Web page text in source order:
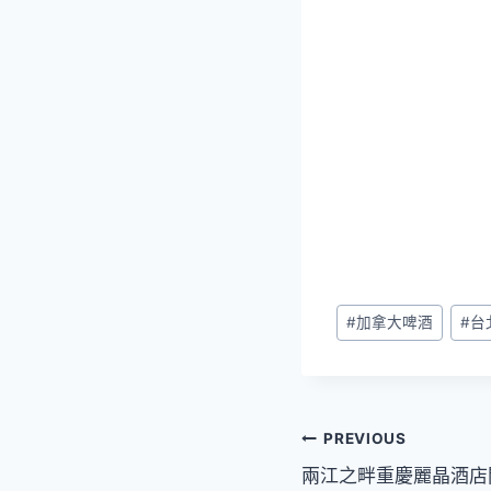
Post
Tags:
#加拿大啤酒 #台
文PREVIOUS
兩江之畔重慶麗晶酒